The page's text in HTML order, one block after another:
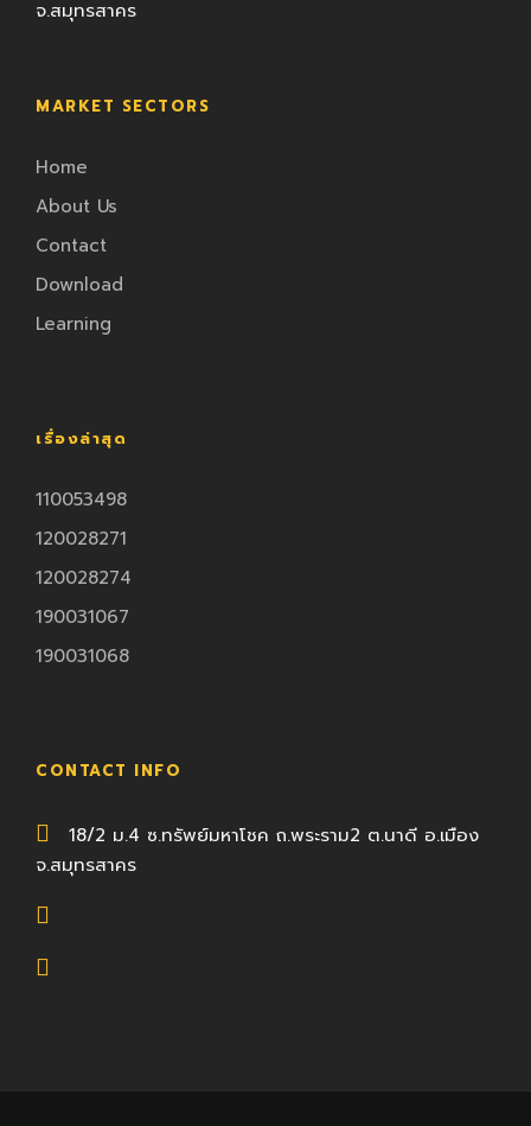
จ.สมุทรสาคร
MARKET SECTORS
Home
About Us
Contact
Download
Learning
เรื่องล่าสุด
110053498
120028271
120028274
190031067
190031068
CONTACT INFO
18/2 ม.4 ซ.ทรัพย์มหาโชค ถ.พระราม2 ต.นาดี อ.เมือง
จ.สมุทรสาคร